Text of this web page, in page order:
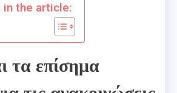
in the article:
τα επίσημα